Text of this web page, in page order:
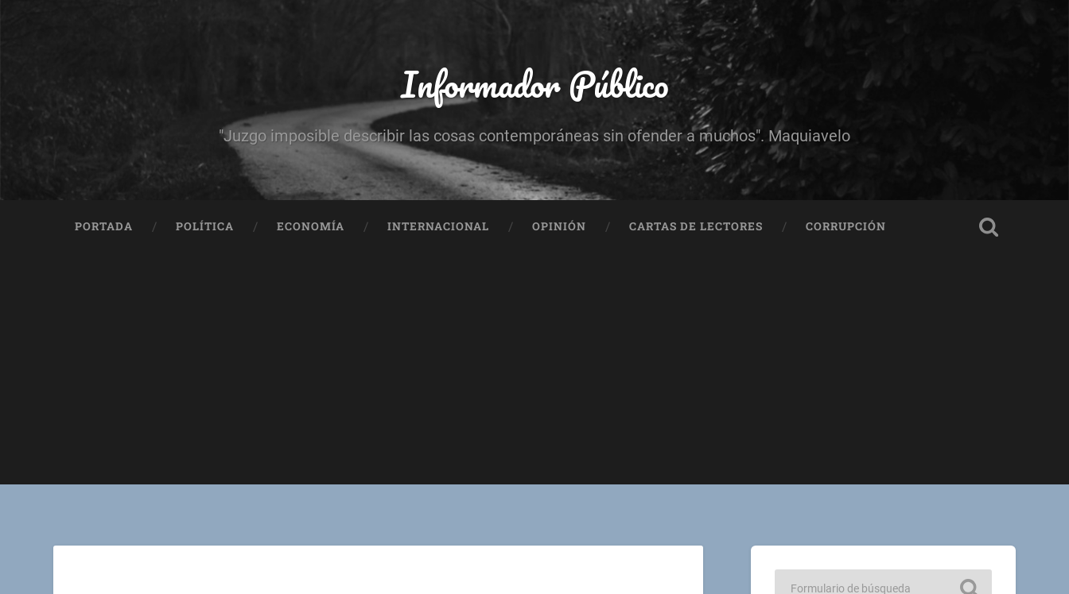
Informador Público
"Juzgo imposible describir las cosas contemporáneas sin ofender a muchos". Maquiavelo
PORTADA POLÍTICA ECONOMÍA INTERNACIONAL OPINIÓN CARTAS DE LECTORES CORRUPCIÓN